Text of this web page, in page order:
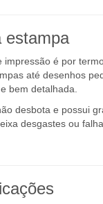
estampa
impressão é por
até desenhos
bem detalhada.
desbota e possui
desgastes ou